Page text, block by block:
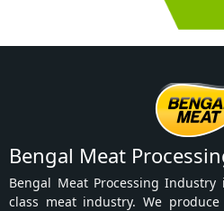
Bengal Meat
Bengal Meat Processing
class meat industry. We